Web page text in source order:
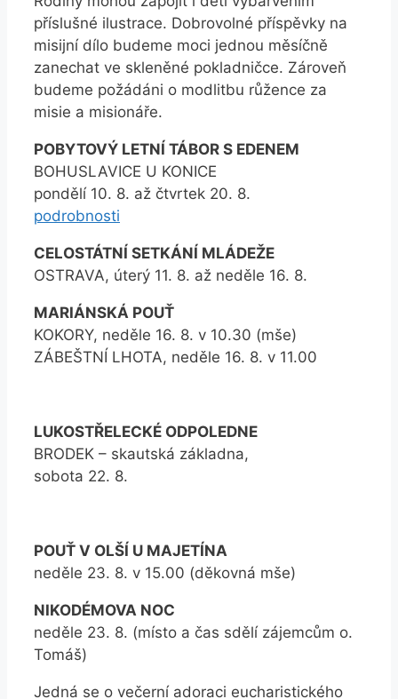
příslušné ilustrace. Dobrovolné příspěvky na
misijní dílo budeme moci jednou měsíčně
zanechat ve skleněné pokladničce. Zároveň
budeme požádáni o modlitbu růžence za
misie a misionáře.
POBYTOVÝ LETNÍ TÁBOR S EDENEM
BOHUSLAVICE U KONICE
pondělí 10. 8. až čtvrtek 20. 8.
podrobnosti
CELOSTÁTNÍ SETKÁNÍ MLÁDEŽE
OSTRAVA, úterý 11. 8. až neděle 16. 8.
MARIÁNSKÁ POUŤ
KOKORY, neděle 16. 8. v 10.30 (mše)
ZÁBEŠTNÍ LHOTA, neděle 16. 8. v 11.00
LUKOSTŘELECKÉ ODPOLEDNE
BRODEK – skautská základna,
sobota 22. 8.
POUŤ V OLŠÍ U MAJETÍNA
neděle 23. 8. v 15.00 (děkovná mše)
NIKODÉMOVA NOC
neděle 23. 8. (místo a čas sdělí zájemcům o.
Tomáš)
Jedná se o večerní adoraci eucharistického